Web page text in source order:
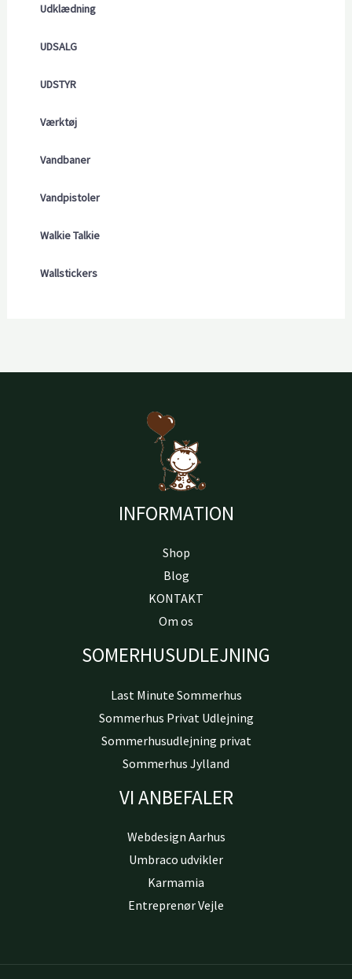
Udklædning
UDSALG
UDSTYR
Værktøj
Vandbaner
Vandpistoler
Walkie Talkie
Wallstickers
INFORMATION
Shop
Blog
KONTAKT
Om os
SOMERHUSUDLEJNING
Last Minute Sommerhus
Sommerhus Privat Udlejning
Sommerhusudlejning privat
Sommerhus Jylland
VI ANBEFALER
Webdesign Aarhus
Umbraco udvikler
Karmamia
Entreprenør Vejle